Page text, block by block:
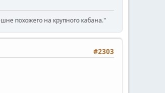
похожего на крупного кабана."
#2303